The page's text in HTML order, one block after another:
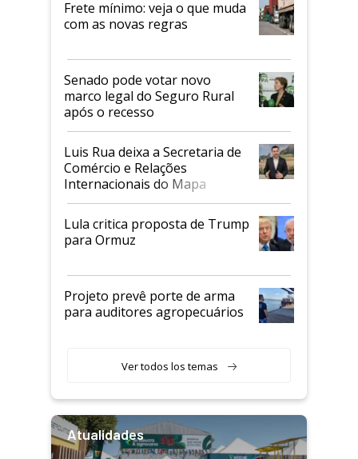
Frete mínimo: veja o que muda
com as novas regras
Senado pode votar novo
marco legal do Seguro Rural
após o recesso
Luis Rua deixa a Secretaria de
Comércio e Relações
Internacionais do Mapa
Lula critica proposta de Trump
para Ormuz
Projeto prevê porte de arma
para auditores agropecuários
Ver todos los temas
Atualidades